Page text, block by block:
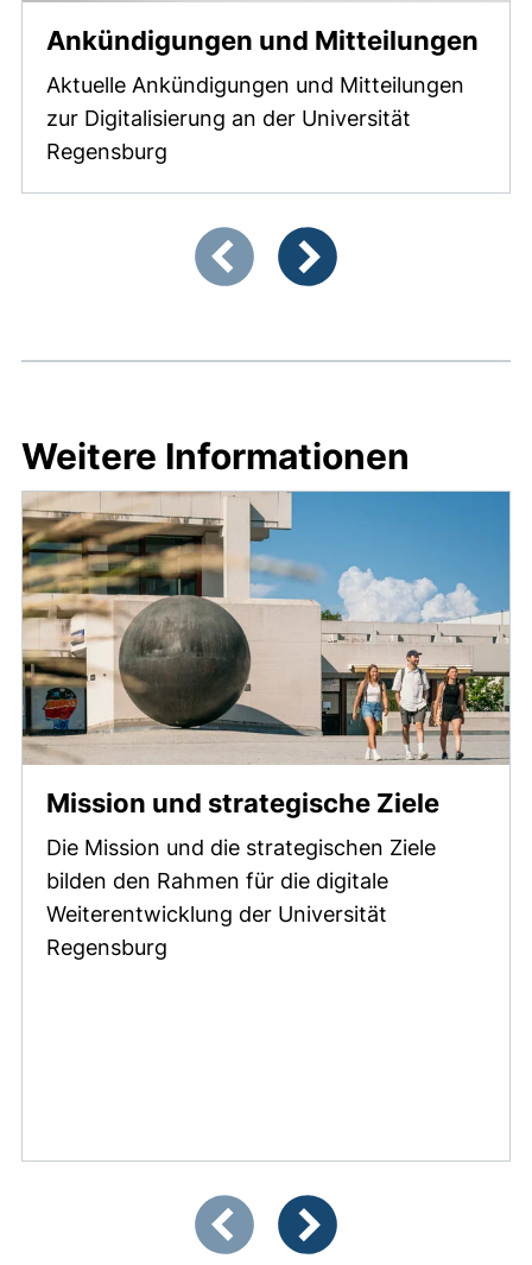
Ankündigungen und Mitteilungen
Aktuelle Ankündigungen und Mitteilungen
zur Digitalisierung an der Universität
Regensburg
Zeigt Folie 1 von 4
Weitere Informationen
Mission und strategische Ziele
Die Mission und die strategischen Ziele
bilden den Rahmen für die digitale
Weiterentwicklung der Universität
Regensburg
Zeigt Folie 1 von 3